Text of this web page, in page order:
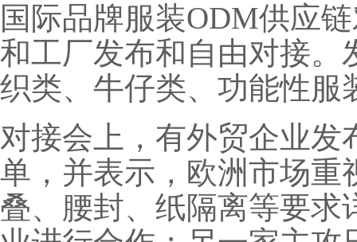
国际品牌服装ODM供应
和工厂发布和自由对接。
织类、牛仔类、功能性服
对接会上，有外贸企业
单，并表示，欧洲市场重
叠、腰封、纸隔离等要求